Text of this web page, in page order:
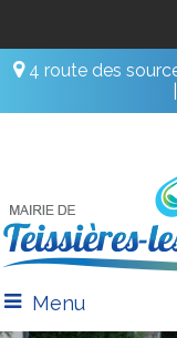
4 route des
Menu